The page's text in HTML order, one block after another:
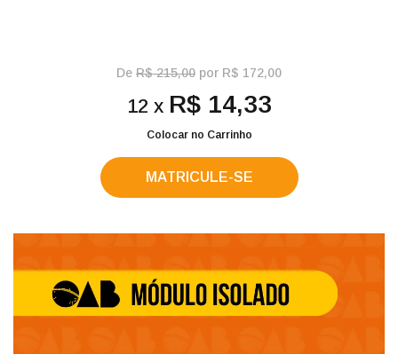
De R$ 215,00 por R$ 172,00
12 x R$ 14,33
Colocar no Carrinho
MATRICULE-SE